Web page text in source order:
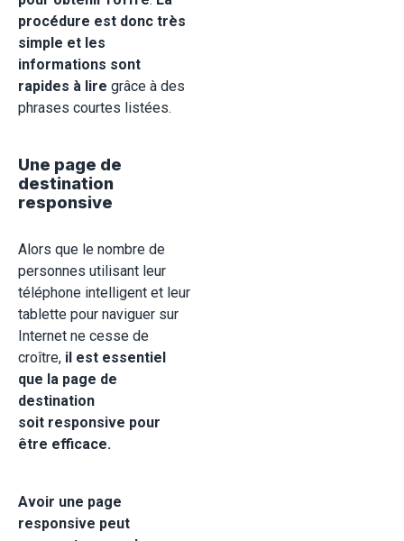
procédure est donc très
simple et les
informations sont
rapides à lire grâce à des
phrases courtes listées.
Une page de
destination
responsive
Alors que le nombre de
personnes utilisant leur
téléphone intelligent et leur
tablette pour naviguer sur
Internet ne cesse de
croître, il est essentiel
que la page de
destination
soit responsive pour
être efficace.
Avoir une page
responsive peut